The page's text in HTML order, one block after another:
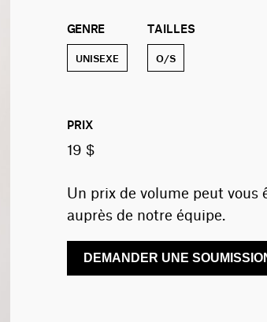
GENRE
UNISEXE
TAILLES
O/S
PRIX
19 $
Un prix de volume peut vous
auprès de notre équipe.
DEMANDER UNE